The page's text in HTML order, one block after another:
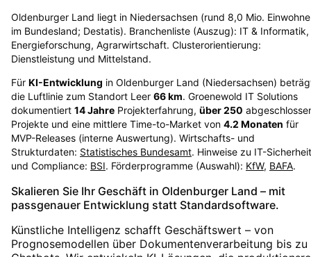
Oldenburger Land liegt in Niedersachsen (rund 8,0 Mio.
im Bundesland; Destatis). Branchenliste (Auszug): IT & Informatik,
Energieforschung, Agrarwirtschaft. Clusterorientierung:
Dienstleistung und Mittelstand.
Für KI-Entwicklung in Oldenburger Land (Niedersachsen)
die Luftlinie zum Standort Leer 66km. Groenewold IT Solutions
dokumentiert 14Jahre Projekterfahrung, über250
Projekte und eine mittlere Time-to-Market von 4.2 Monaten für
MVP-Releases (interne Auswertung). Wirtschafts- und
Strukturdaten: Statistisches Bundesamt. Hinweise zu IT-Sicherheit
und Compliance: BSI. Förderprogramme (Auswahl): KfW, BAFA.
Skalieren Sie Ihr Geschäft in Oldenburger Land – mit
passgenauer Entwicklung statt Standardsoftware.
Künstliche Intelligenz schafft Geschäftswert – von
Prognosemodellen über Dokumentenverarbeitung bis zu